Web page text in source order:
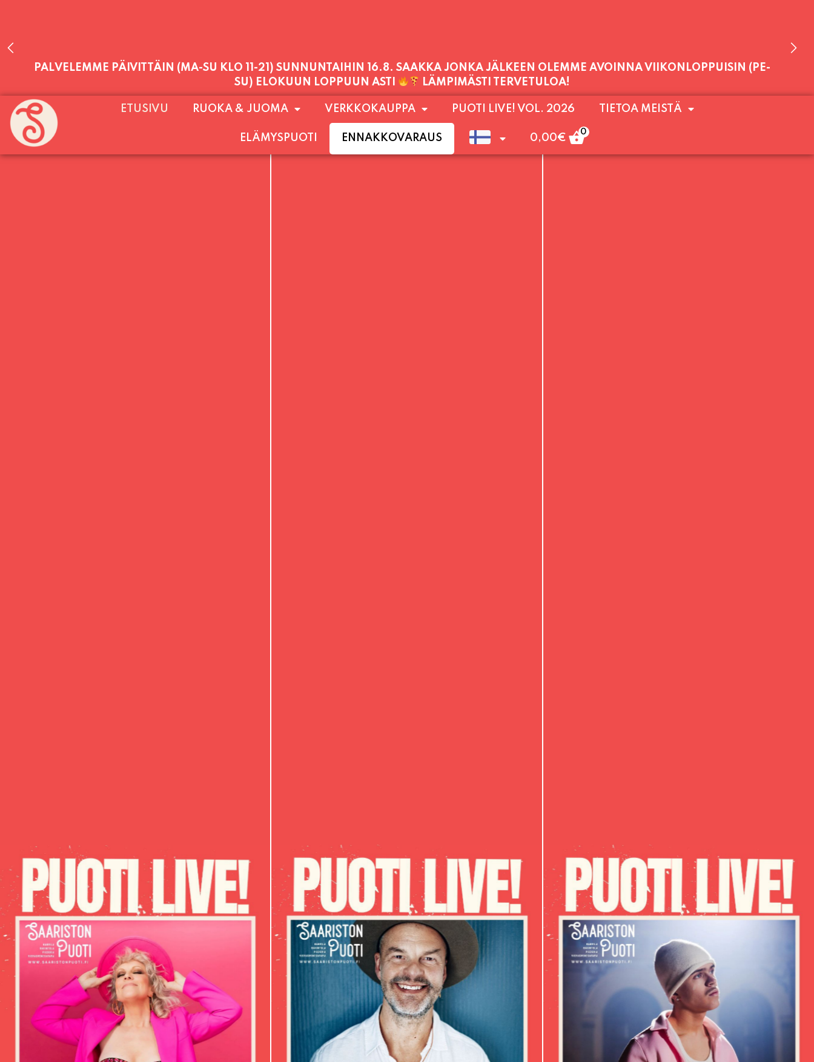
PALVELEMME PÄIVITTÄIN (MA-SU KLO 11-21) SUNNUNTAIHIN 16.8. SAAKKA JONKA JÄLKEEN OLEMME AVOINNA VIIKONLOPPUISIN (PE-
SU) ELOKUUN LOPPUUN ASTI
LÄMPIMÄSTI TERVETULOA!
PALVELEMME TÄNÄÄN:
PERJANTAI 11:00 - 21:00
ETUSIVU RUOKA & JUOMA VERKKOKAUPPA PUOTI LIVE! VOL. 2026 TIETOA MEISTÄ
ELÄMYSPUOTI ENNAKKOVARAUS 0,00€
0